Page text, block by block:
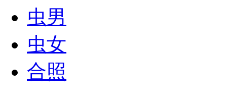
虫男
虫女
合照